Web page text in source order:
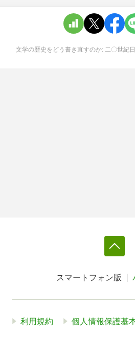
文学の歴史をどう書き直すのか: 二〇世紀
スマートフォン版
利用規約 個人情報保護基